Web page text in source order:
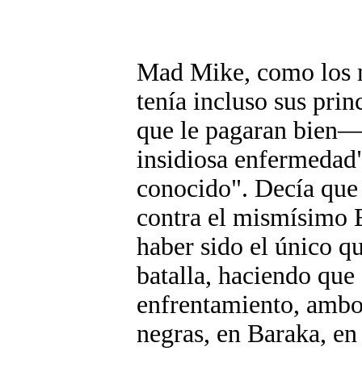
Mad Mike, como los
tenía incluso sus
que le pagaran
insidiosa
conocido". Decía
contra el mismísimo
haber sido el único
batalla, haciendo
enfrentamiento,
negras, en Baraka,